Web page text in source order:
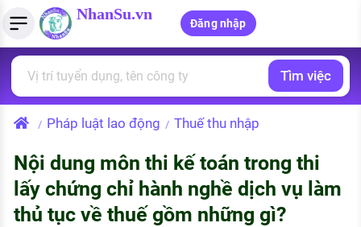
NhanSu.vn
Đăng nhập
Tìm việc làm
Việc làm ngành luật
Việc làm lương cao
Việc làm tốt nhất
Quản lý CV
Tải CV lên
Tạo CV trực tuyến
MẪU CV THEO STYLE
Tính lương Gross - Net
Tính thuế thu nhập cá nhân
Tính trợ cấp thất nghiệp
PHÁP LUẬT VIỆT NAM
Văn bản pháp luật
PHÁP LUẬT LAO ĐỘNG
Lao động và tiền lương
Tìm việc
/ Pháp luật lao động / Thuế thu nhập
Nội dung môn thi kế toán trong thi
lấy chứng chỉ hành nghề dịch vụ làm
thủ tục về thuế gồm những gì?